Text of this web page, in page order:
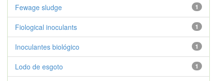
1
Fewage sludge
1
Fiological inoculants
1
Inoculantes biológico
1
Lodo de esgoto